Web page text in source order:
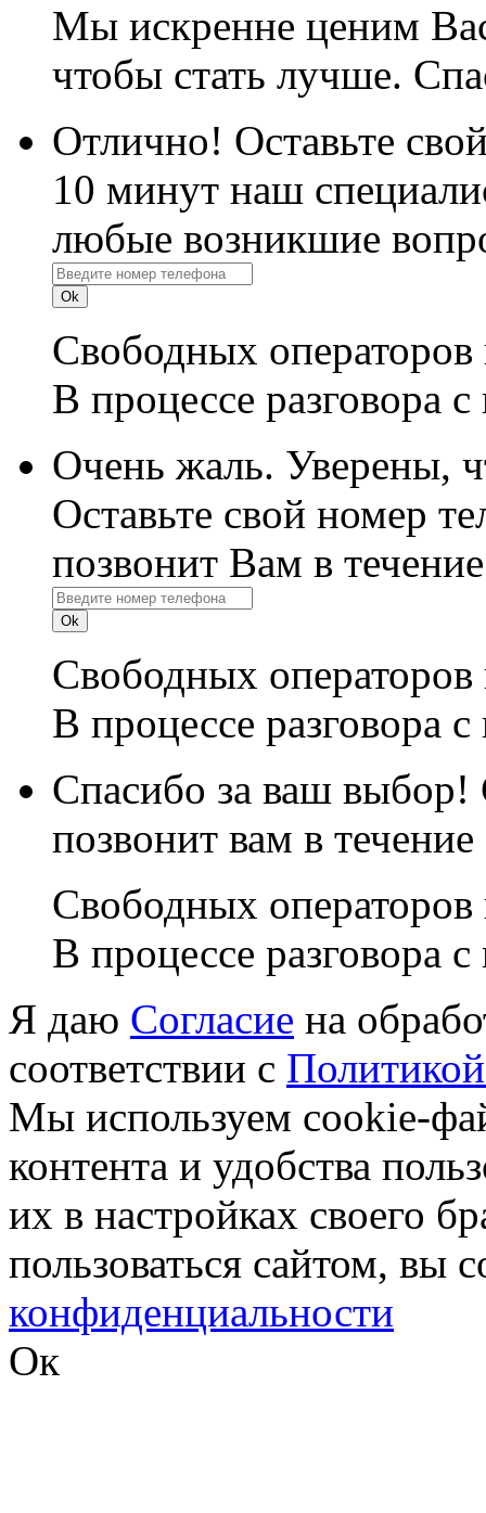
Мы искренне ценим
чтобы стать лучше.
Отлично! Оставьте
10 минут наш
любые возникшие
Свободных
В процессе разговора
Очень жаль. Уверены,
Оставьте свой номер
позвонит Вам в
Свободных
В процессе разговора
Спасибо за ваш
позвонит вам в
Свободных
В процессе разговора
Я даю Согласие на
соответствии с
Мы используем cookie-
контента и удобства
их в настройках своего
пользоваться сайтом, вы
конфиденциальности
Ок